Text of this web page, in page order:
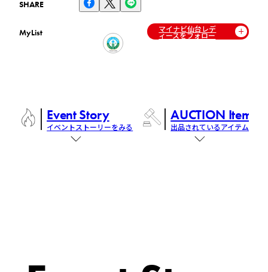
SHARE
MyList マイナビ仙台レデ
ィースをフォロー
Event Story
イベントストーリーをみる
AUCTION Items
出品されているアイテム